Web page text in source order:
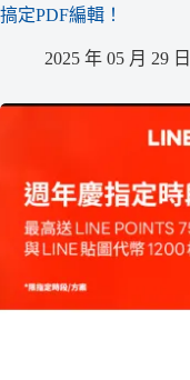
搞定PDF編輯！
2025 年 05 月 29 日